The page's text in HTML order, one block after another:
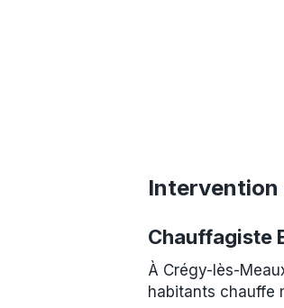
Intervention
Chauffagiste
À Crégy-lès-
habitants chauffe